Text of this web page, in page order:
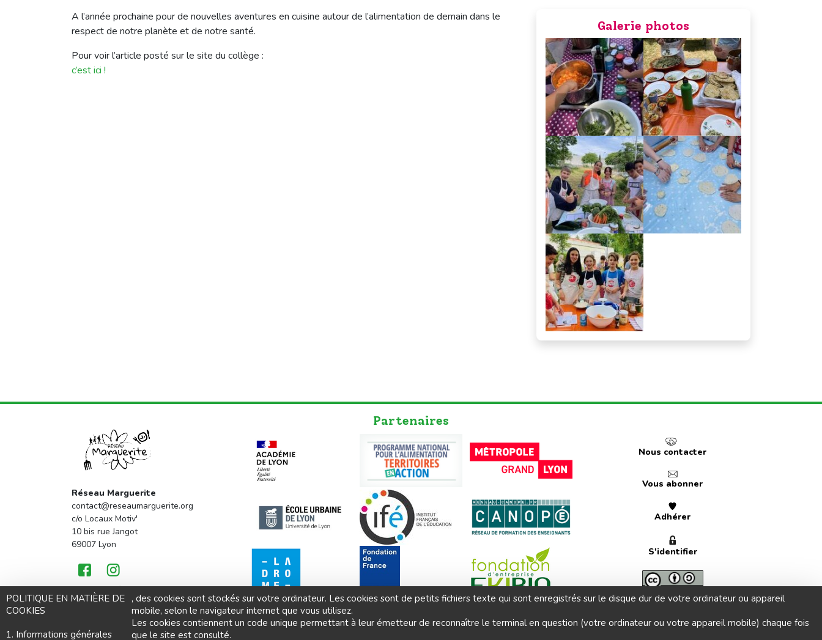
POLITIQUE EN MATIÈRE DE
COOKIES
1. Informations générales
, des cookies sont stockés sur votre ordinateur. Les cookies sont de petits fichiers texte qui sont enregistrés sur le disque dur de votre ordinateur ou appareil
mobile, selon le navigateur internet que vous utilisez.
Les cookies contiennent un code unique permettant à leur émetteur de reconnaître le terminal en question (votre ordinateur ou votre appareil mobile) chaque fois
que le site est consulté.
A l’année prochaine pour de nouvelles aventures en cuisine autour de l’alimentation de demain dans le
respect de notre planète et de notre santé.
Pour voir l’article posté sur le site du collège :
c’est ici !
Galerie photos
Réseau Marguerite
contact@reseaumarguerite.org
c/o Locaux Motiv'
10 bis rue Jangot
69007 Lyon
Mentions légales
Politique de confidentialité
Partenaires
Nous contacter
Vous abonner
Adhérer
S'identifier